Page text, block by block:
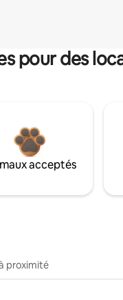
pour des
acceptés
proximité